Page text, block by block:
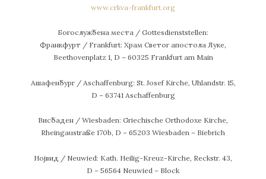
www.crkva-frankfurt.org
Богослужбена места / Gottesdienststellen:
Франкфурт / Frankfurt: Храм Светог апостола Луке,
Beethovenplatz 1, D – 60325 Frankfurt am Main
Ашафенбург / Aschaffenburg: St. Josef Kirche, Uhlandstr. 15,
D – 63741 Aschaffenburg
Висбаден / Wiesbaden: Griechische Orthodoxe Kirche,
Rheingaustraße 170b, D – 65203 Wiesbaden – Biebrich
Нојвид / Neuwied: Kath. Heilig-Kreuz-Kirche, Reckstr. 43,
D – 56564 Neuwied – Block